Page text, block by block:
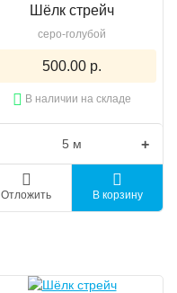
Шёлк стрейч
серо-голубой
500.00 р.
В наличии на складе
+
Отложить В корзину